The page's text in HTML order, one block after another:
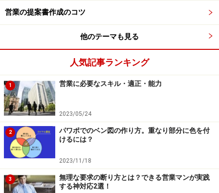
お礼状をビジネスに活かすポイント2：
SIMPLE～簡単に仕上げる工夫
簡単に仕上げる最大のメリットは、なんと言ってもあな
たにとって負担が少ないことです。そのためには、以下
の2つをルール化してしまいましょう。
お礼状に必要なものをセットにし、身近なところに
置いておく（携帯しておく）
文章は短く書く
筆まめな方はみな、デスクの手が届きやすいところに
「筆まめセット」を用意しているか携帯しています。前
出の保険営業マンの方もきっと「筆まめセット」とし
営業の提案書作成のコツ
他のテーマも見る
人気記事ランキング
1 営業に必要なスキル・適正・能力
2023/05/24
2
パワポでのベン図の作り方。重なり部分に色を付
けるには？
2023/11/18
3
無理な要求の断り方とは？できる営業マンが実践
する神対応2選！